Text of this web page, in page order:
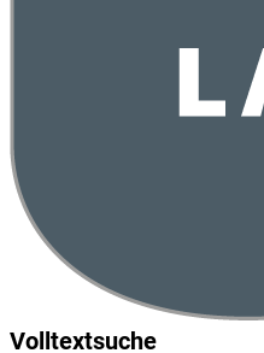
Volltextsuche